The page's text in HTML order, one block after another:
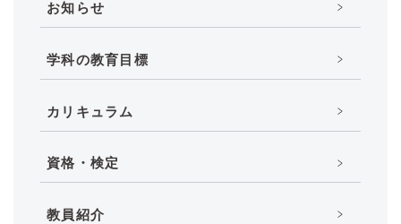
お知らせ
学科の教育目標
カリキュラム
資格・検定
教員紹介